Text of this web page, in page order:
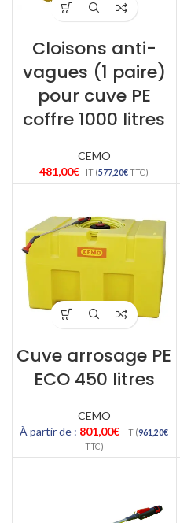
Cloisons anti-
vagues (1 paire)
pour cuve PE
coffre 1000 litres
CEMO
481,00€ HT (577,20€TTC)
Cuve arrosage PE
ECO 450 litres
CEMO
À partir de : 801,00€ HT (961,20€
TTC)